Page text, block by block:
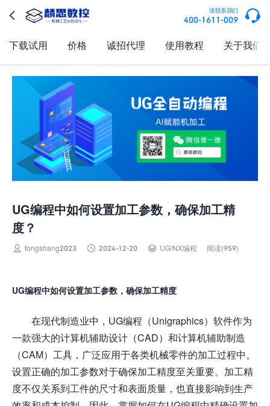
 请联系我们
400-1611-009 
下载试用 价格 诚招代理 使用教程 关于我们
UG编程中如何设置加工参数，确保加工精
度？
 tongshang2023  2024-12-20  UG/NX编程 阅读(959)
UG编程中如何设置加工参数，确保加工精度
在现代制造业中，UG编程（Unigraphics）软件作为
一款强大的计算机辅助设计（CAD）和计算机辅助制造
（CAM）工具，广泛应用于各类机械零件的加工过程中。
设置正确的加工参数对于确保加工精度至关重要。加工精
度不仅关系到工件的尺寸和表面质量，也直接影响到生产